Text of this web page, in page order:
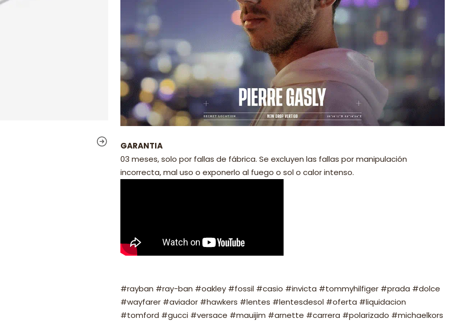
GARANTIA
03 meses, solo por fallas de fábrica. Se excluyen las fallas por manipulación
incorrecta, mal uso o exponerlo al fuego o sol o calor intenso.
#rayban #ray-ban #oakley #fossil #casio #invicta #tommyhilfiger #prada #dolce
#wayfarer #aviador #hawkers #lentes #lentesdesol #oferta #liquidacion
#tomford #gucci #versace #mauijim #arnette #carrera #polarizado #michaelkors